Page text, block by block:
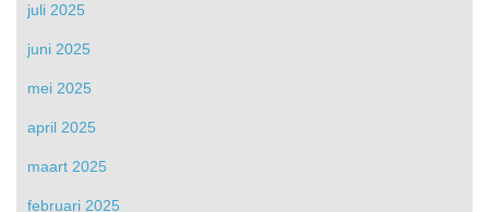
juli 2025
juni 2025
mei 2025
april 2025
maart 2025
februari 2025